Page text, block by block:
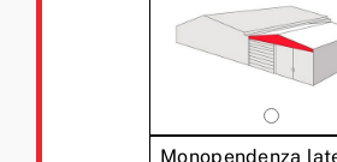
Monopendenza